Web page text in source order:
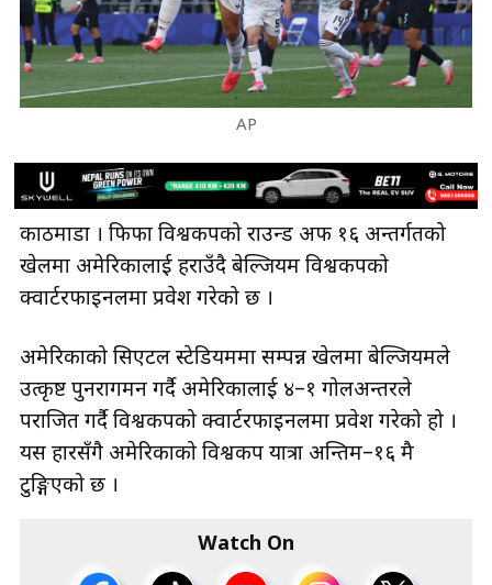
AP
काठमाडौँ । फिफा विश्वकपको राउन्ड अफ १६ अन्तर्गतको
खेलमा अमेरिकालाई हराउँदै बेल्जियम विश्वकपको
क्वार्टरफाइनलमा प्रवेश गरेको छ ।
अमेरिकाको सिएटल स्टेडियममा सम्पन्न खेलमा बेल्जियमले
उत्कृष्ट पुनरागमन गर्दै अमेरिकालाई ४–१ गोलअन्तरले
पराजित गर्दै विश्वकपको क्वार्टरफाइनलमा प्रवेश गरेको हो ।
यस हारसँगै अमेरिकाको विश्वकप यात्रा अन्तिम–१६ मै
टुङ्गिएको छ ।
Watch On